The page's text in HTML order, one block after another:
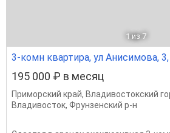
1 из 7
3-комн квартира, ул Анисимова,
195 000 ₽ в месяц
Приморский край, Владивостокский
Владивосток, Фрунзенский р-н